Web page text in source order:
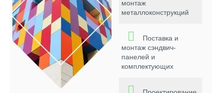
монтаж
металлоконструкций
Поставка и
монтаж сэндвич-
панелей и
комплектующих